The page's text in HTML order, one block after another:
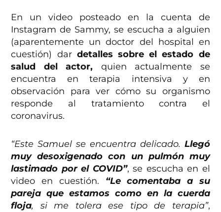
En un video posteado en la cuenta de
Instagram de Sammy, se escucha a alguien
(aparentemente un doctor del hospital en
cuestión) dar detalles sobre el estado de
salud del actor, quien actualmente se
encuentra en terapia intensiva y en
observación para ver cómo su organismo
responde al tratamiento contra el
coronavirus.
“Este Samuel se encuentra delicado. Llegó
muy desoxigenado con un pulmón muy
lastimado por el COVID”, se escucha en el
video en cuestión. “Le comentaba a su
pareja que estamos como en la cuerda
floja, si me tolera ese tipo de terapia”,